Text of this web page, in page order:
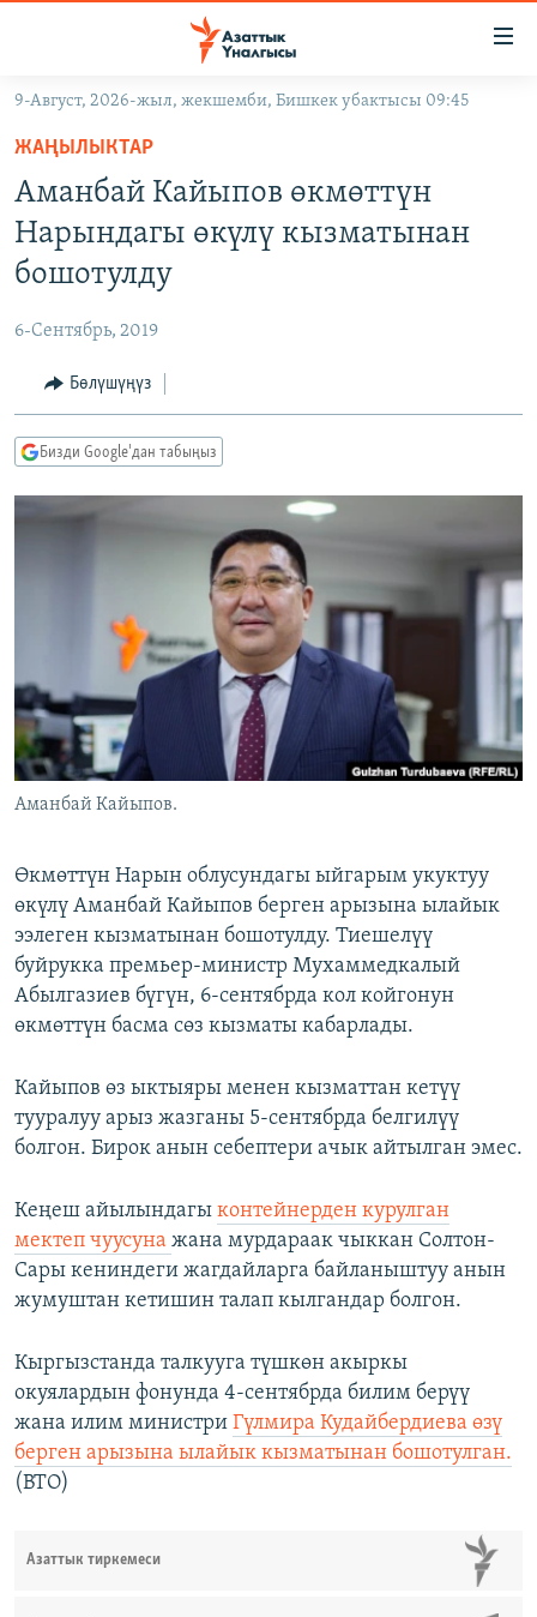
Навигацияга
өтүңүз
Издөөгө
салыңыз
КЫРГЫЗСТАН
МАДАНИЯТ
УКРАИНА
ТВ ПРОГРАММАЛАР
БҮГҮН АЗАТТЫКТА
ДАНИСТЕ
ЫҢГАЙСЫЗ СУРООЛОР
ПОДКАСТ
Русский
ЭЕ/АРнун бардык сайттары
9-Август, 2026-жыл, жекшемби, Бишкек убактысы 09:45
ЖАҢЫЛЫКТАР
Аманбай Кайыпов өкмөттүн
Нарындагы өкүлү кызматынан
бошотулду
6-Сентябрь, 2019
Бөлүшүңүз
Бизди Google'дан табыңыз
Аманбай Кайыпов.
Өкмөттүн Нарын облусундагы ыйгарым укуктуу
өкүлү Аманбай Кайыпов берген арызына ылайык
ээлеген кызматынан бошотулду. Тиешелүү
буйрукка премьер-министр Мухаммедкалый
Абылгазиев бүгүн, 6-сентябрда кол койгонун
өкмөттүн басма сөз кызматы кабарлады.
Кайыпов өз ыктыяры менен кызматтан кетүү
тууралуу арыз жазганы 5-сентябрда белгилүү
болгон. Бирок анын себептери ачык айтылган эмес.
Кеңеш айылындагы контейнерден курулган
мектеп чуусуна жана мурдараак чыккан Солтон-
Сары кениндеги жагдайларга байланыштуу анын
жумуштан кетишин талап кылгандар болгон.
Кыргызстанда талкууга түшкөн акыркы
окуялардын фонунда 4-сентябрда билим берүү
жана илим министри Гүлмира Кудайбердиева өзү
берген арызына ылайык кызматынан бошотулган.
(BTO)
Азаттык тиркемеси